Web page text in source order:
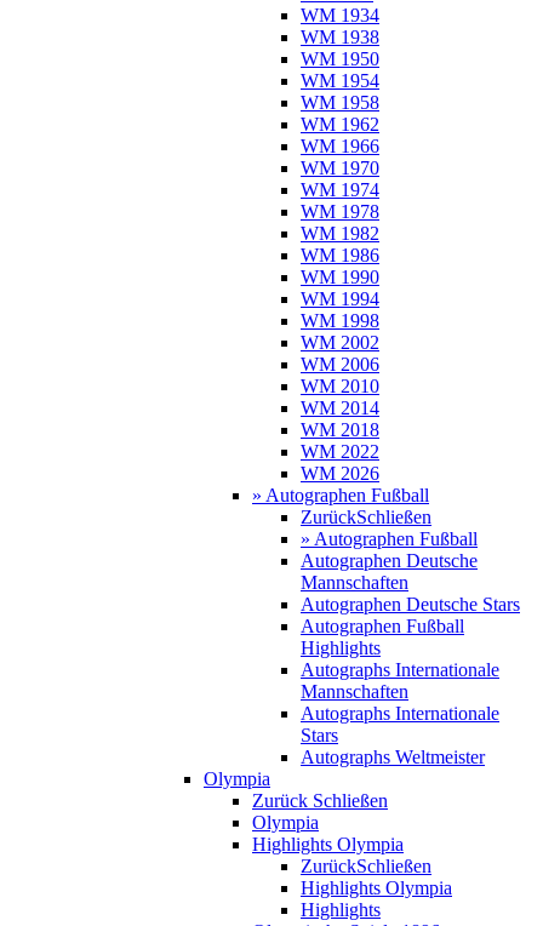
WM 1934
WM 1938
WM 1950
WM 1954
WM 1958
WM 1962
WM 1966
WM 1970
WM 1974
WM 1978
WM 1982
WM 1986
WM 1990
WM 1994
WM 1998
WM 2002
WM 2006
WM 2010
WM 2014
WM 2018
WM 2022
WM 2026
» Autographen Fußball
ZurückSchließen
» Autographen Fußball
Autographen Deutsche
Mannschaften
Autographen Deutsche Stars
Autographen Fußball
Highlights
Autographs Internationale
Mannschaften
Autographs Internationale
Stars
Autographs Weltmeister
Olympia
Zurück Schließen
Olympia
Highlights Olympia
ZurückSchließen
Highlights Olympia
Highlights